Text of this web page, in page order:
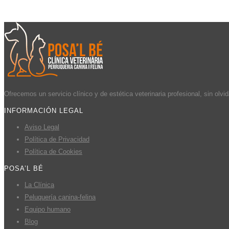
Ofrecemos un servicio clínico y de estética veterinaria profesional, sin
INFORMACIÓN LEGAL
Aviso Legal
Política de Privacidad
Política de Cookies
POSA’L BÉ
La Clínica
Peluquería canina-felina
Equipo humano
Blog